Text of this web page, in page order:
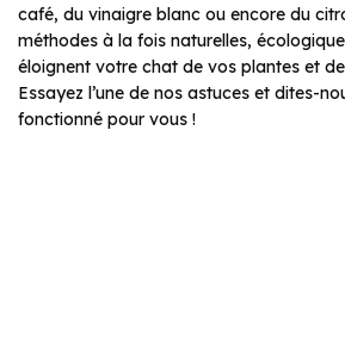
café, du vinaigre blanc ou encore du
méthodes à la fois naturelles,
éloignent votre chat de vos plantes et
Essayez l’une de nos astuces et dites-
fonctionné pour vous !